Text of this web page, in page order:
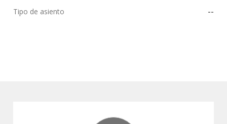
Tipo de asiento --